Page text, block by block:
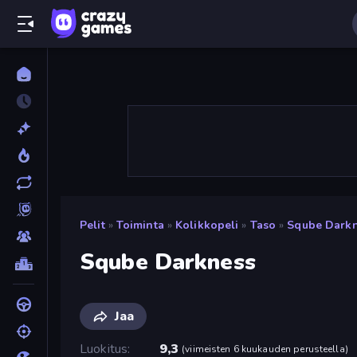
Pelit » Toiminta » Kolikkopeli » Taso » Sqube
Sqube Darkness
Jaa
Luokitus
9,3 (viimeisten 6 kuukauden perusteella)